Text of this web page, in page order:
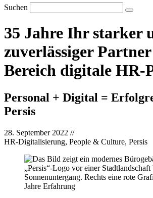
Suchen
35 Jahre Ihr starker
zuverlässiger
Bereich digitale HR-
Personal + Digital =
Persis
28. September 2022 //
HR-Digitalisierung, People & Culture, Persis